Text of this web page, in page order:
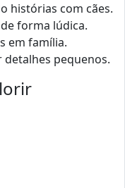
histórias com cães.
forma lúdica.
em família.
detalhes pequenos.